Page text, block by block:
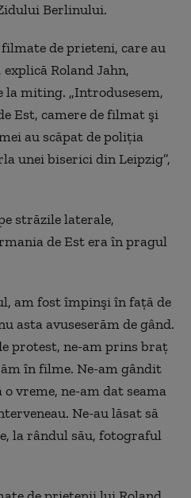
Berlinului.
de prieteni, care au
explicăRoland Jahn,
la miting. „Introdusesem,
Est, camere de filmat şi
au scăpat de poliţia
unei biserici din Leipzig”,
străzile laterale,
de Est era în pragul
am fost împinşi în faţă de
asta avuseserăm de gând.
protest, ne-am prins braţ
în filme. Ne-am gândit
o vreme, ne-am dat seama
Ne-au lăsat să
la rândul său, fotograful